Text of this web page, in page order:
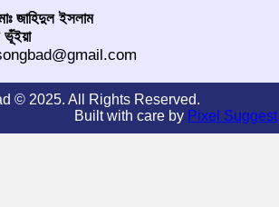
জাহিদুল ইসলাম
© 2025. All Rights Reserved.
Built with care by Pixel Suggest